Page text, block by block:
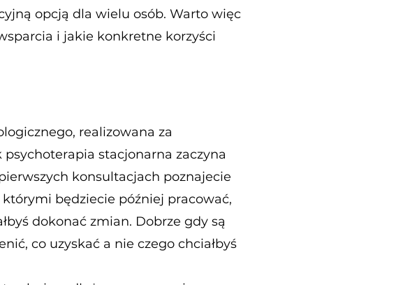
opcją dla wielu osób. Warto więc
i jakie konkretne korzyści
realizowana za
stacjonarna zaczyna
konsultacjach poznajecie
będziecie później pracować,
dokonać zmian. Dobrze gdy są
co uzyskać a nie czego chciałbyś